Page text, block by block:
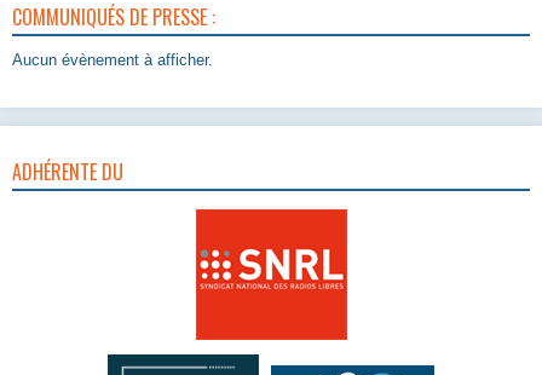
COMMUNIQUÉS DE PRESSE :
Aucun évènement à afficher.
ADHÉRENTE DU